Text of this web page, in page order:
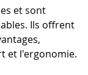
et sont
Ils offrent
et l'ergonomie.